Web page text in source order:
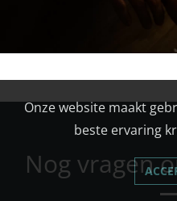
Nog vragen
Onze website maakt
beste ervaring